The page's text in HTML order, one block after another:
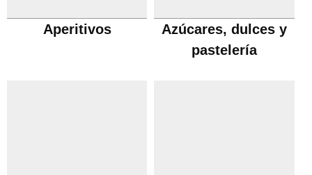
Aperitivos
Azúcares, dulces y
pastelería